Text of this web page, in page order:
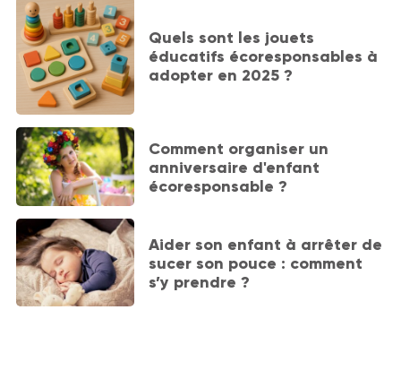
Quels sont les jouets
éducatifs écoresponsables à
adopter en 2025 ?
Comment organiser un
anniversaire d'enfant
écoresponsable ?
Aider son enfant à arrêter de
sucer son pouce : comment
s’y prendre ?